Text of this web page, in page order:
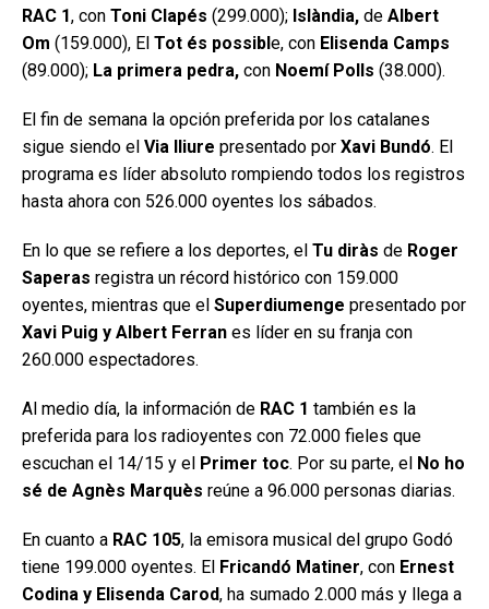
RAC 1, con Toni Clapés (299.000); Islàndia, de Albert
Om (159.000), El Tot és possible, con Elisenda Camps
(89.000); La primera pedra, con Noemí Polls (38.000).
El fin de semana la opción preferida por los catalanes
sigue siendo el Via lliure presentado por Xavi Bundó. El
programa es líder absoluto rompiendo todos los registros
hasta ahora con 526.000 oyentes los sábados.
En lo que se refiere a los deportes, el Tu diràs de Roger
Saperas registra un récord histórico con 159.000
oyentes, mientras que el Superdiumenge presentado por
Xavi Puig y Albert Ferran es líder en su franja con
260.000 espectadores.
Al medio día, la información de RAC 1 también es la
preferida para los radioyentes con 72.000 fieles que
escuchan el 14/15 y el Primer toc. Por su parte, el No ho
sé de Agnès Marquès reúne a 96.000 personas diarias.
En cuanto a RAC 105, la emisora musical del grupo Godó
tiene 199.000 oyentes. El Fricandó Matiner, con Ernest
Codina y Elisenda Carod, ha sumado 2.000 más y llega a